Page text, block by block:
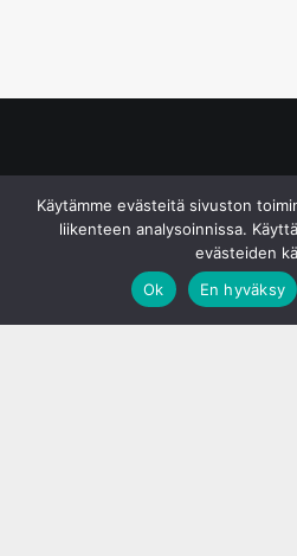
Käytämme evästeitä sivuston
liikenteen analysoinnissa.
evästeiden
Ok
En hyväksy